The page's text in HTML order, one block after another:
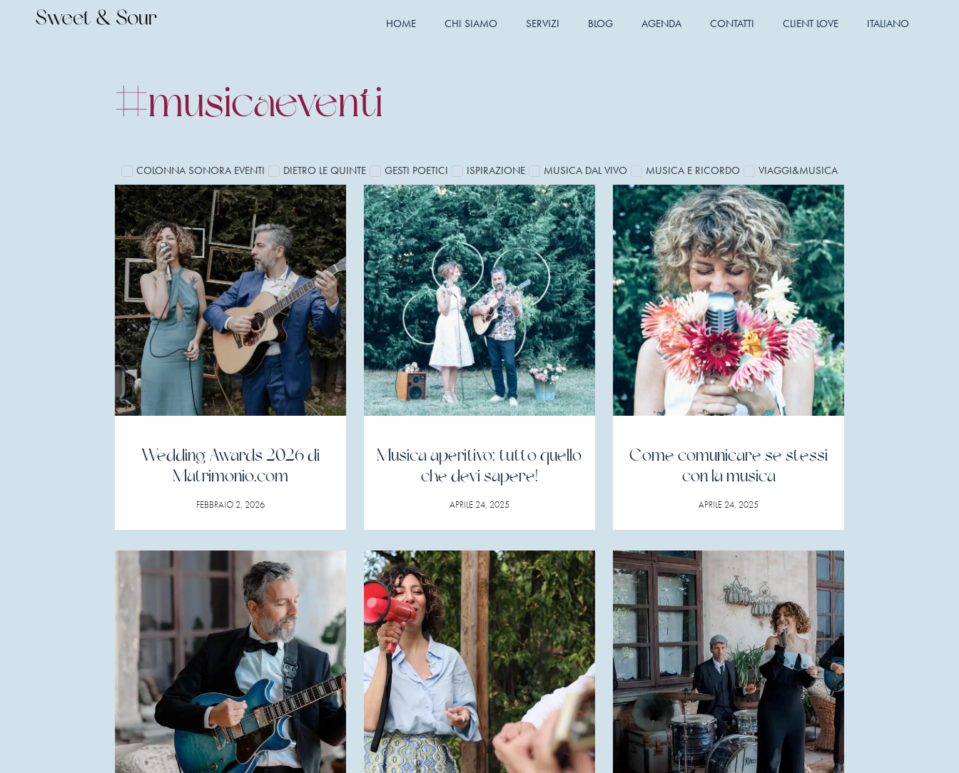
HOME CHI SIAMO SERVIZI BLOG AGENDA CONTATTI CLIENT LOVE ITALIANO
#musicaeventi
COLONNA SONORA EVENTI DIETRO LE QUINTE GESTI POETICI ISPIRAZIONE MUSICA DAL VIVO MUSICA E RICORDO VIAGGI&MUSICA
Wedding Awards 2026 di
Matrimonio.com
FEBBRAIO 2, 2026
Musica aperitivo: tutto quello
che devi sapere!
APRILE 24, 2025
Come comunicare se stessi
con la musica
APRILE 24, 2025